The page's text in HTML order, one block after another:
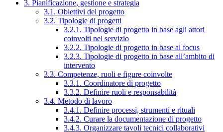
3. Pianificazione, gestione e strategia
3.1. Obiettivi del progetto
3.2. Tipologie di progetti
3.2.1. Tipologie di progetto in base agli attori
coinvolti nel servizio
3.2.2. Tipologie di progetto in base al focus
3.2.3. Tipologie di progetto in base all’ambito di
intervento
3.3. Competenze, ruoli e figure coinvolte
3.3.1. Coordinatore di progetto
3.3.2. Definire ruoli e responsabilità
3.4. Metodo di lavoro
3.4.1. Definire processi, strumenti e rituali
3.4.2. Curare la documentazione di progetto
3.4.3. Organizzare tavoli tecnici collaborativi